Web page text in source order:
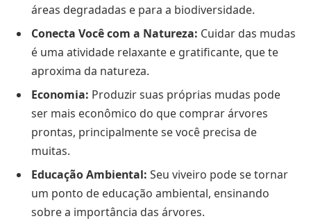
áreas degradadas e para a biodiversidade.
Conecta Você com a Natureza: Cuidar das mudas
é uma atividade relaxante e gratificante, que te
aproxima da natureza.
Economia: Produzir suas próprias mudas pode
ser mais econômico do que comprar árvores
prontas, principalmente se você precisa de
muitas.
Educação Ambiental: Seu viveiro pode se tornar
um ponto de educação ambiental, ensinando
sobre a importância das árvores.